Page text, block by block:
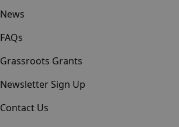
News
FAQs
Grassroots Grants
Newsletter Sign Up
Contact Us